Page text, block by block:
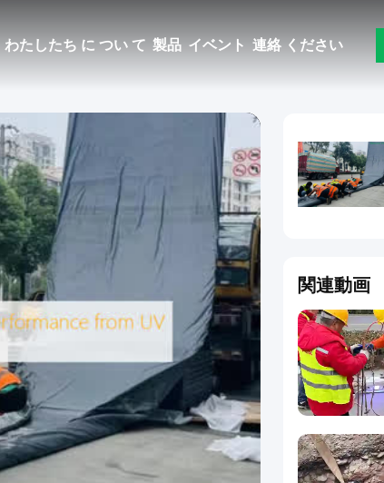
わたしたち に つい て 製品 イベント 連絡 ください
関連動画